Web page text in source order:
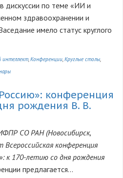
дискуссии по теме «ИИ и
здравоохранении и
имело статус круглого
интеллект Конференции Круглые столы
конференция
рождения В. В.
СО РАН (Новосибирск,
Всероссийская конференция
к 170-летию со дня рождения
предлагается...